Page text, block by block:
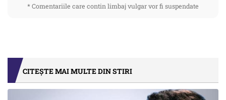
* Comentariile care contin limbaj vulgar vor fi suspendate
CITEȘTE MAI MULTE DIN STIRI